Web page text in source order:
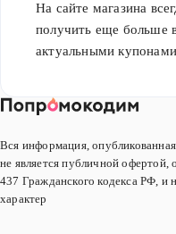
На сайте магазина
получить еще больше
актуальными
Вся информация,
не является публичной
437 Гражданского кодекса РФ, и
характер